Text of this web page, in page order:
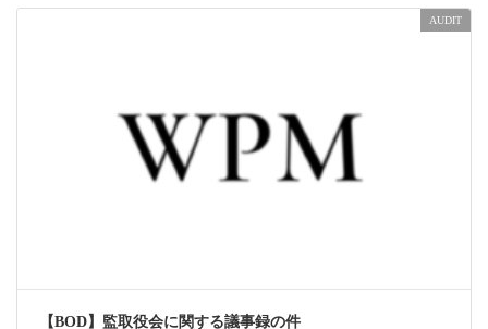
AUDIT
【BOD】監取役会に関する議事録の件